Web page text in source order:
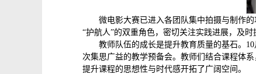
微电影大赛已进入各团队集中拍摄与制作
“护航人”的双重角色，密切关注实践进展，及
教师队伍的成长是提升教育质量的基石。
次集思广益的教学预备会。教师们结合课程体
提升课程的思想性与时代感开拓了广阔空间。